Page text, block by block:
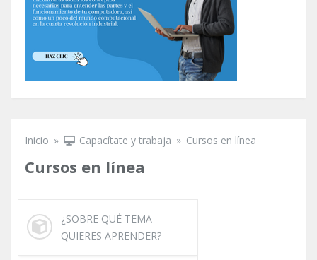
Inicio » Capacítate y trabaja » Cursos en línea
Cursos en línea
¿SOBRE QUÉ TEMA
QUIERES APRENDER?